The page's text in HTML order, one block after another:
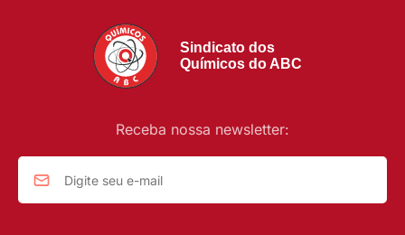
Sindicato dos
Químicos do ABC
Receba nossa newsletter: